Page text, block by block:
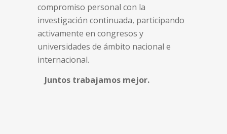
compromiso personal con la
investigación continuada, participando
activamente en congresos y
universidades de ámbito nacional e
internacional.
Juntos trabajamos mejor.